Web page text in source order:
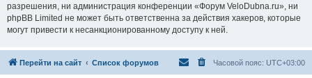
разрешения, ни администрация конференции «Форум VeloDubna.ru», ни
phpBB Limited не может быть ответственна за действия хакеров, которые
могут привести к несанкционированному доступу к ней.
Перейти на сайт Список форумов Часовой пояс: UTC+03:00